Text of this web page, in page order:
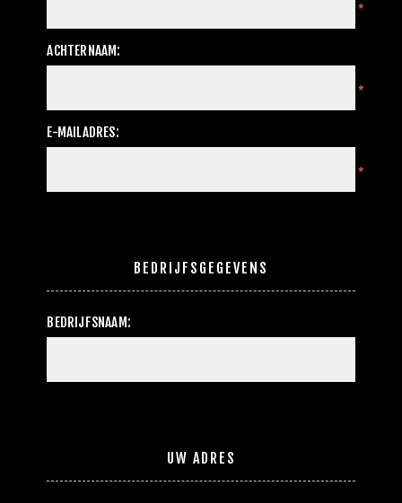
*
ACHTERNAAM:
*
E-MAILADRES:
*
BEDRIJFSGEGEVENS
BEDRIJFSNAAM:
UW ADRES